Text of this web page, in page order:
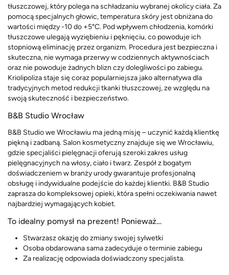
tłuszczowej, który polega na schładzaniu wybranej okolicy ciała. Za
pomocą specjalnych głowic, temperatura skóry jest obniżana do
wartości między -10 do +5°C. Pod wpływem chłodzenia, komórki
tłuszczowe ulegają wyziębieniu i pęknięciu, co powoduje ich
stopniową eliminację przez organizm. Procedura jest bezpieczna i
skuteczna, nie wymaga przerwy w codziennych aktywnościach
oraz nie powoduje żadnych blizn czy dolegliwości po zabiegu.
Kriolipoliza staje się coraz popularniejsza jako alternatywa dla
tradycyjnych metod redukcji tkanki tłuszczowej, ze względu na
swoją skuteczność i bezpieczeństwo.
B&B Studio Wrocław
B&B Studio we Wrocławiu ma jedną misję – uczynić każdą klientkę
piękną i zadbaną. Salon kosmetyczny znajduje się we Wrocławiu,
gdzie specjaliści pielęgnacji oferują szeroki zakres usług
pielęgnacyjnych na włosy, ciało i twarz. Zespół z bogatym
doświadczeniem w branży urody gwarantuje profesjonalną
obsługę i indywidualne podejście do każdej klientki. B&B Studio
zaprasza do kompleksowej opieki, która spełni oczekiwania nawet
najbardziej wymagających kobiet.
To idealny pomysł na prezent! Ponieważ…
Stwarzasz okazję do zmiany swojej sylwetki
Osoba obdarowana sama zadecyduje o terminie zabiegu
Za realizację odpowiada doświadczony specjalista.